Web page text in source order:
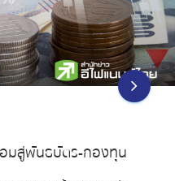
อมสู่พันธบัตร-กองทุน